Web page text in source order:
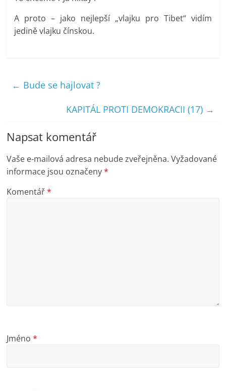
A proto – jako nejlepší „vlajku pro Tibet“ vidím
jedině vlajku čínskou.
← Bude se hajlovat ?
KAPITÁL PROTI DEMOKRACII (17) →
Napsat komentář
Vaše e-mailová adresa nebude zveřejněna. Vyžadované
informace jsou označeny*
Komentář*
Jméno*